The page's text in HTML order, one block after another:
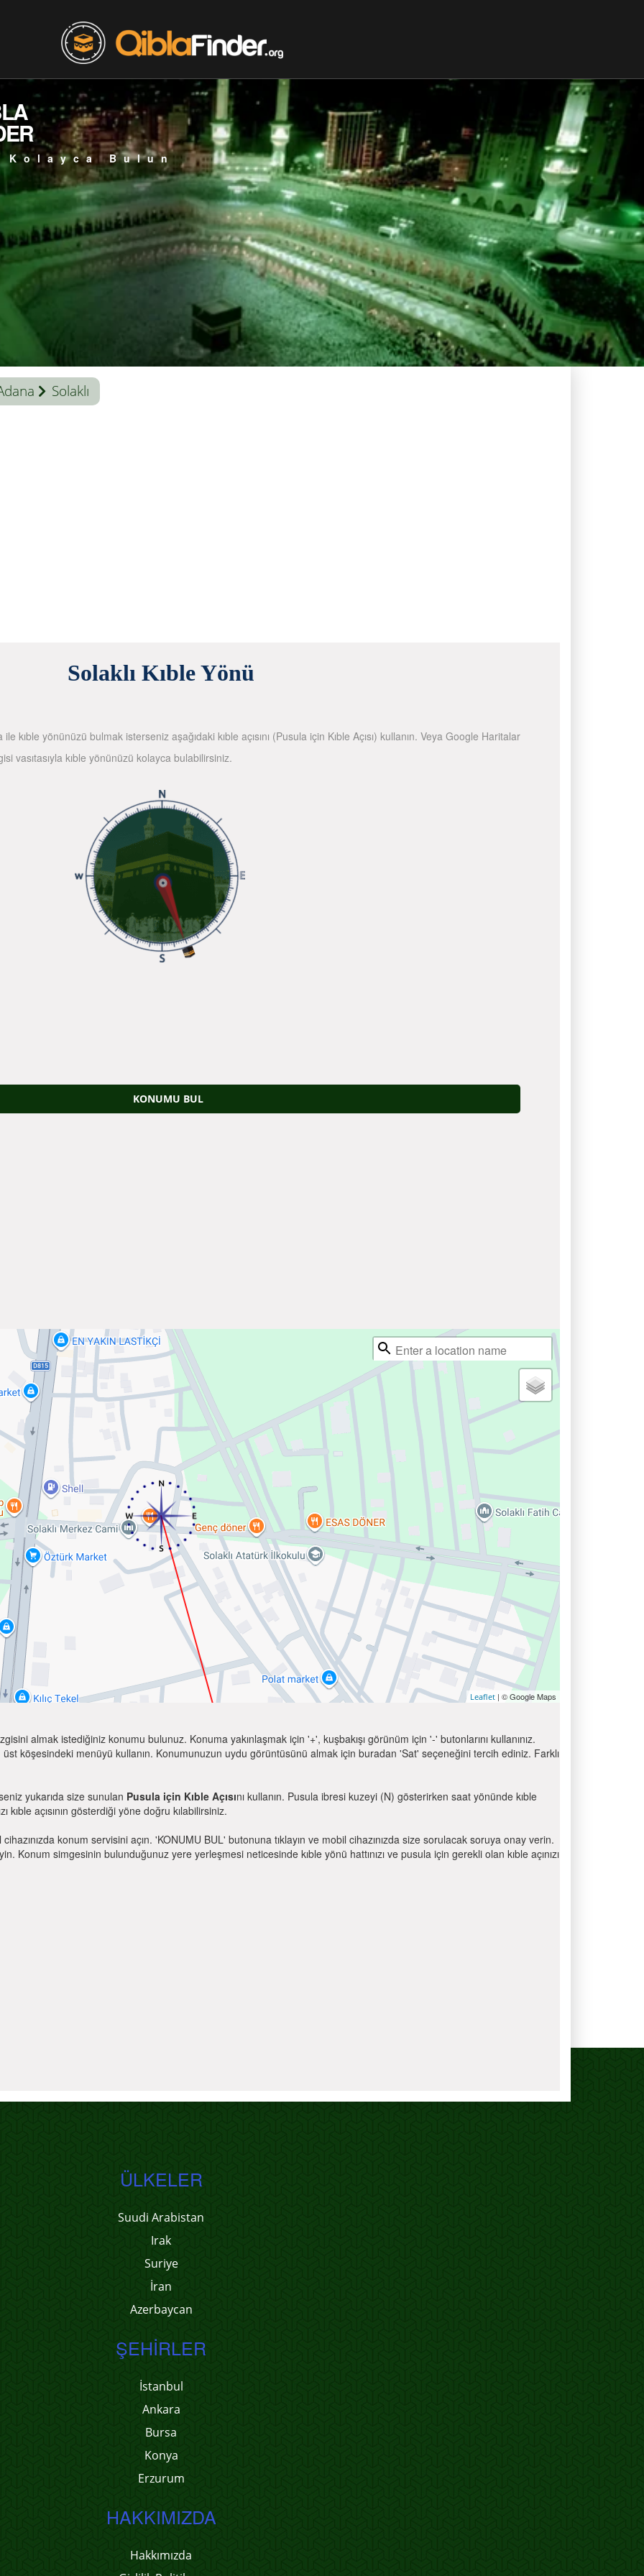
Kolayca Bulun
Solaklı
Solaklı Kıble Yönü
kıble yönünüzü bulmak isterseniz aşağıdaki kıble açısını (Pusula için Kıble Açısı) kullanın. Veya Google Haritalar
vasıtasıyla kıble yönünüzü kolayca bulabilirsiniz.
KONUMU BUL
Leaflet | © Google Maps
almak istediğiniz konumu bulunuz. Konuma yakınlaşmak için '+', kuşbakışı görünüm için '-' butonlarını kullanınız.
köşesindeki menüyü kullanın. Konumunuzun uydu görüntüsünü almak için buradan 'Sat' seçeneğini tercih ediniz. Farklı
yukarıda size sunulan Pusula için Kıble Açısını kullanın. Pusula ibresi kuzeyi (N) gösterirken saat yönünde kıble
kıble açısının gösterdiği yöne doğru kılabilirsiniz.
konum servisini açın. 'KONUMU BUL' butonuna tıklayın ve mobil cihazınızda size sorulacak soruya onay verin.
Konum simgesinin bulunduğunuz yere yerleşmesi neticesinde kıble yönü hattınızı ve pusula için gerekli olan kıble açınızı
ÜLKELER
Suudi Arabistan
Irak
Suriye
İran
Azerbaycan
ŞEHIRLER
İstanbul
Ankara
Bursa
Konya
Erzurum
HAKKIMIZDA
Hakkımızda